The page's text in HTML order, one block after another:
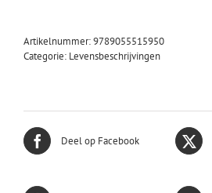
de
Bres
nu
Artikelnummer:9789055515950
Categorie: Levensbeschrijvingen
Deel op Facebook